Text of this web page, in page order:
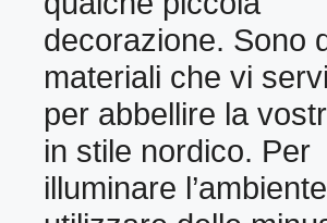
decorazione. Sono
materiali che vi
per abbellire la
in stile nordico. Per
illuminare